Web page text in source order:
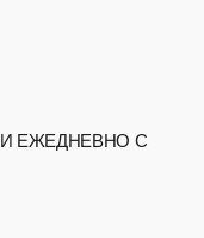
ЕЖЕДНЕВНО С